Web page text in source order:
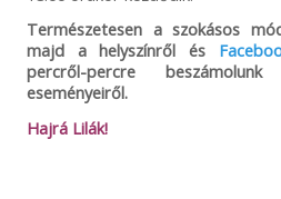
Természetesen a szokásos
majd a helyszínről és
percről-percre
eseményeiről.
Hajrá Lilák!